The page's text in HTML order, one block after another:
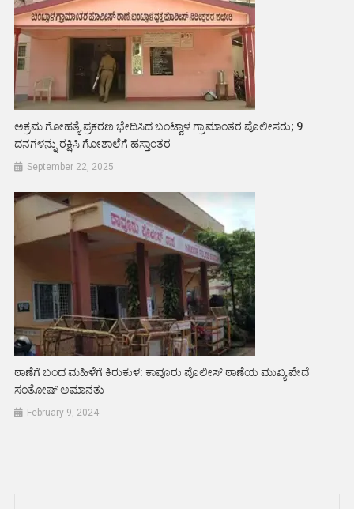
ಅಕ್ರಮ ಗೋಹತ್ಯೆ ಪ್ರಕರಣ ಭೇದಿಸಿದ ಬಂಟ್ವಾಳ ಗ್ರಾಮಾಂತರ ಪೊಲೀಸರು; 9
ದನಗಳನ್ನು ರಕ್ಷಿಸಿ ಗೋಶಾಲೆಗೆ ಹಸ್ತಾಂತರ
September 22, 2025
ಠಾಣೆಗೆ ಬಂದ ಮಹಿಳೆಗೆ ಕಿರುಕುಳ: ಕಾವೂರು ಪೊಲೀಸ್ ಠಾಣೆಯ ಮುಖ್ಯ ಪೇದೆ
ಸಂತೋಷ್ ಅಮಾನತು
February 9, 2024